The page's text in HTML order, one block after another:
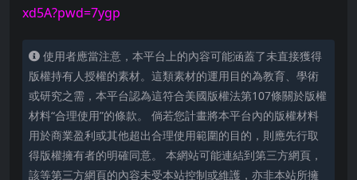
xd5A?pwd=7ygp
使用者應當注意，本平台上的內容可能涵蓋了未直接獲得
版權持有人授權的素材。這類素材的運用目的為教育、學術
或研究之需，本平台認為這符合美國版權法第107條關於版權
材料“合理使用”的條款。 倘若您計畫將本平台內的版權材料
用於商業盈利或其他超出合理使用範圍的目的，則應先行取
得版權擁有者的明確同意。 本網站可能連結到第三方網頁，
該等第三方網頁的內容未受本站控制或維護，亦非本站所擁